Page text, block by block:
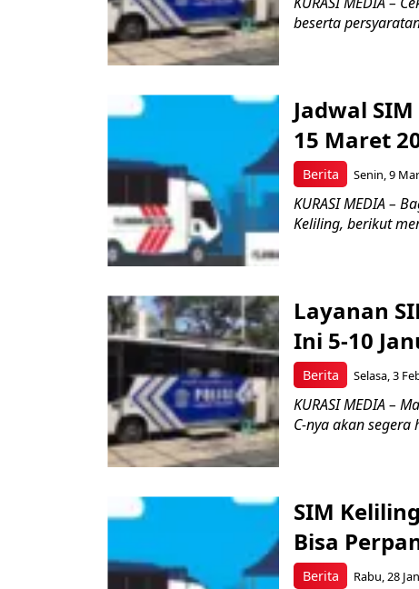
beserta
Berita
Jadwal
15 Maret
Senin, 9
KURASI MEDIA –
Keliling, berikut
Berita
Layanan
Ini 5-10
Selasa, 3
KURASI MEDIA –
C-nya akan
Berita
SIM
Bisa
Rabu, 28